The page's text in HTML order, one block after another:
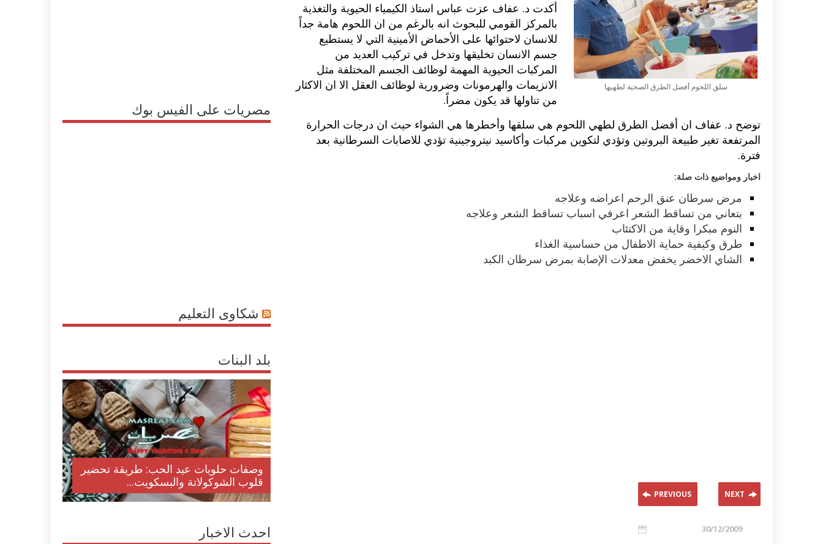
سلق اللحوم أفضل الطرق الصحية لطهيها
أكدت د. عفاف عزت عباس استاذ الكيمياء الحيوية والتغذية
بالمركز القومي للبحوث انه بالرغم من ان اللحوم هامة جداً
للانسان لاحتوائها على الأحماض الأمينية التي لا يستطيع
جسم الانسان تخليقها وتدخل في تركيب العديد من
المركبات الحيوية المهمة لوظائف الجسم المختلفة مثل
الانزيمات والهرمونات وضرورية لوظائف العقل الا ان الاكثار
من تناولها قد يكون مضراً.
توضح د. عفاف ان أفضل الطرق لطهي اللحوم هي سلقها وأخطرها هي الشواء حيث ان درجات الحرارة
المرتفعة تغير طبيعة البروتين وتؤدي لتكوين مركبات وأكاسيد نيتروجينية تؤدي للاصابات السرطانية بعد
فترة.
اخبار ومواضيع ذات صلة:
مرض سرطان عنق الرحم اعراضه وعلاجه
بتعاني من تساقط الشعر اعرفي اسباب تساقط الشعر وعلاجه
النوم مبكرا وقاية من الاكتئاب
طرق وكيفية حماية الاطفال من حساسية الغذاء
الشاي الاخضر يخفض معدلات الإصابة بمرض سرطان الكبد
PREVIOUS NEXT
30/12/2009
مصريات على الفيس بوك
شكاوى التعليم
بلد البنات
وصفات حلويات عيد الحب: طريقة تحضير
قلوب الشوكولاتة والبسكويت...
وصفات بالفيديو والصور...
احدث الاخبار